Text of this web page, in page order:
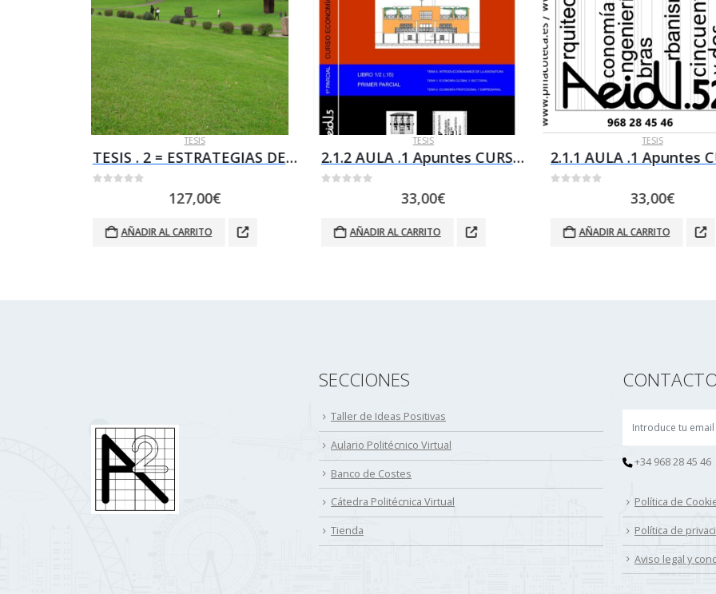
TESIS
TESIS . 2 = ESTRATEGIAS DE INTERVENCIÓN SOBRE LAS PATOLOGÍAS ORIGINADAS POR LOS PLANES GENERALES DE ORDENACIÓN URBANÍSTICA . Autor : Pedro Pina Ruiz
127,00€
AÑADIR AL CARRITO
TESIS
2.1.2 AULA .1 Apuntes CURSO ECONOMIA APLICADA (A+I+U) = TEMAS 3 + 4 + 5 (2º parcial)
33,00€
AÑADIR AL CARRITO
TESIS
33,00€
AÑADIR AL CARRITO
SECCIONES
Taller de Ideas Positivas
Aulario Politécnico Virtual
Banco de Costes
Cátedra Politécnica Virtual
Tienda
+34 968 28 45 46
Política de
Política de
Aviso legal y